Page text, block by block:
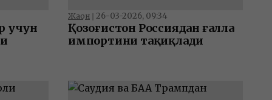
учун
Жаҳон ❘ 26-03-2026, 09:34
Қозоғистон Россиядан ғалла
импортини тақиқлади